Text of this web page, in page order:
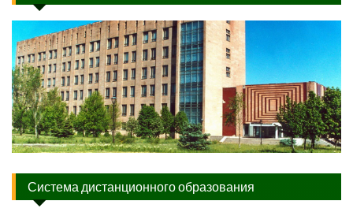
Система дистанционного образования